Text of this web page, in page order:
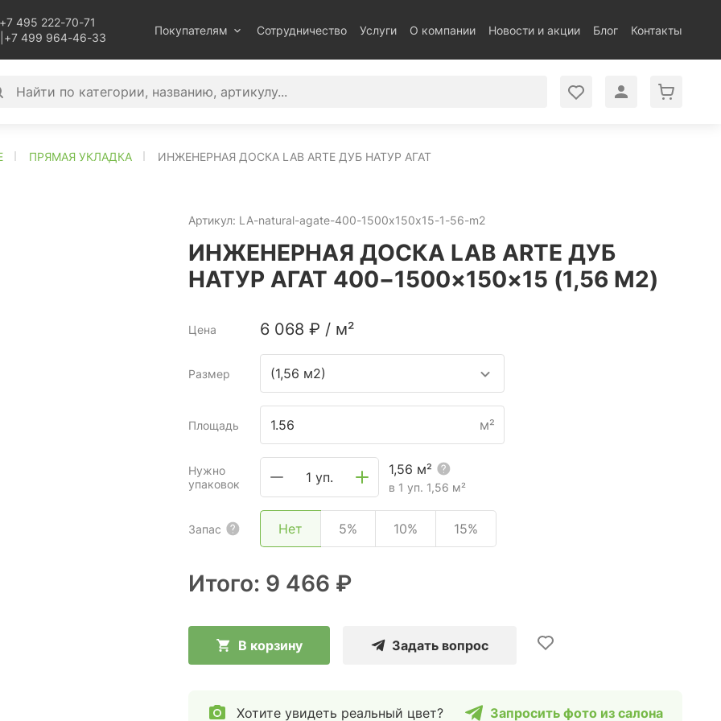
+7 495 222-70-71
+7 499 964-46-33
Покупателям Сотрудничество Услуги О компании Новости и акции Блог Контакты
ПРЯМАЯ УКЛАДКА ИНЖЕНЕРНАЯ ДОСКА LAB ARTE ДУБ НАТУР АГАТ
Артикул: LA-natural-agate-400-1500x150x15-1-56-m2
ИНЖЕНЕРНАЯ ДОСКА LAB ARTE ДУБ
НАТУР АГАТ 400−1500×150×15 (1,56 М2)
Цена 6 068 ₽ / м²
Размер (1,56 м2)
Площадь м²
Нужно
упаковок
1 уп.
1,56 м²
в 1 уп. 1,56 м²
Запас Нет 5% 10% 15%
Итого: 9 466 ₽
В корзину Задать вопрос
Хотите увидеть реальный цвет? Запросить фото из салона